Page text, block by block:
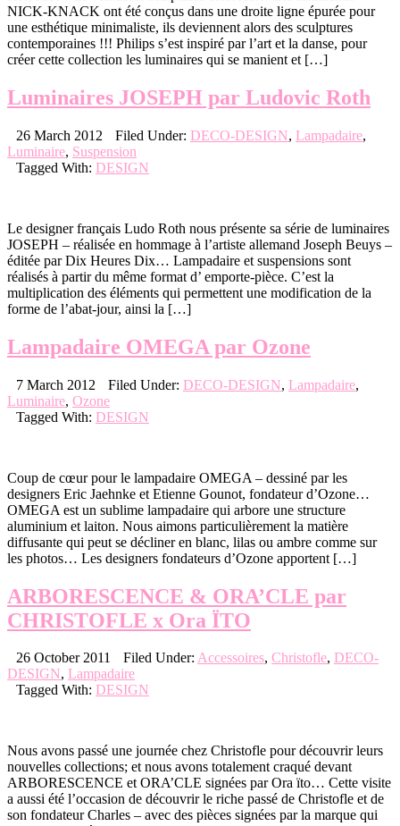
NICK-KNACK ont été conçus dans une droite ligne épurée pour
une esthétique minimaliste, ils deviennent alors des sculptures
contemporaines !!! Philips s’est inspiré par l’art et la danse, pour
créer cette collection les luminaires qui se manient et […]
Luminaires JOSEPH par Ludovic Roth
26 March 2012 Filed Under: DECO-DESIGN, Lampadaire,
Luminaire, Suspension
Tagged With: DESIGN
Le designer français Ludo Roth nous présente sa série de luminaires
JOSEPH – réalisée en hommage à l’artiste allemand Joseph Beuys –
éditée par Dix Heures Dix… Lampadaire et suspensions sont
réalisés à partir du même format d’ emporte-pièce. C’est la
multiplication des éléments qui permettent une modification de la
forme de l’abat-jour, ainsi la […]
Lampadaire OMEGA par Ozone
7 March 2012 Filed Under: DECO-DESIGN, Lampadaire,
Luminaire, Ozone
Tagged With: DESIGN
Coup de cœur pour le lampadaire OMEGA – dessiné par les
designers Eric Jaehnke et Etienne Gounot, fondateur d’Ozone…
OMEGA est un sublime lampadaire qui arbore une structure
aluminium et laiton. Nous aimons particulièrement la matière
diffusante qui peut se décliner en blanc, lilas ou ambre comme sur
les photos… Les designers fondateurs d’Ozone apportent […]
ARBORESCENCE & ORA’CLE par
CHRISTOFLE x Ora ÏTO
26 October 2011 Filed Under: Accessoires, Christofle, DECO-
DESIGN, Lampadaire
Tagged With: DESIGN
Nous avons passé une journée chez Christofle pour découvrir leurs
nouvelles collections; et nous avons totalement craqué devant
ARBORESCENCE et ORA’CLE signées par Ora ïto… Cette visite
a aussi été l’occasion de découvrir le riche passé de Christofle et de
son fondateur Charles – avec des pièces signées par la marque qui